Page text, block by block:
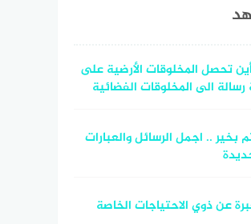
تحصل المخلوقات الأرضية على
الى المخلوقات الفضائية
.. اجمل الرسائل والعبارات
عن ذوي الاحتياجات الخاصة